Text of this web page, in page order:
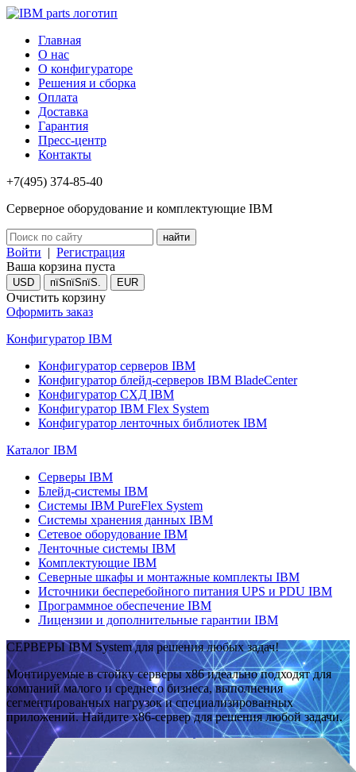
Главная
О нас
О конфигураторе
Решения и сборка
Оплата
Доставка
Гарантия
Пресс-центр
Контакты
+7(495) 374-85-40
Серверное оборудование и комплектующие IBM
Войти | Регистрация
Ваша корзина пуста
USD пїЅпїЅпїЅ. EUR
Очистить корзину
Оформить заказ
Конфигуратор IBM
Конфигуратор серверов IBM
Конфигуратор блейд-серверов IBM BladeCenter
Конфигуратор СХД IBM
Конфигуратор IBM Flex System
Конфигуратор ленточных библиотек IBM
Каталог IBM
Серверы IBM
Блейд-системы IBM
Системы IBM PureFlex System
Системы хранения данных IBM
Сетевое оборудование IBM
Ленточные системы IBM
Комплектующие IBM
Северные шкафы и монтажные комплекты IBM
Источники бесперебойного питания UPS и PDU IBM
Программное обеспечение IBM
Лицензии и дополнительные гарантии IBM
СЕРВЕРЫ IBM System для решения любых задач!
Монтируемые в стойку серверы x86 идеально подходят для
компаний малого и среднего бизнеса, выполнения
сегментированных нагрузок и специализированных
приложений. Найдите x86-сервер для решения любой задачи.